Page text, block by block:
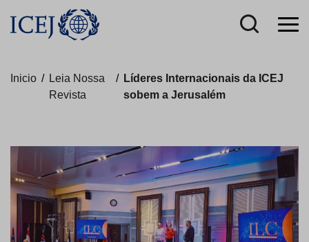
Inicio / Leia Nossa
Revista
/
Líderes Internacionais da ICEJ
sobem a Jerusalém